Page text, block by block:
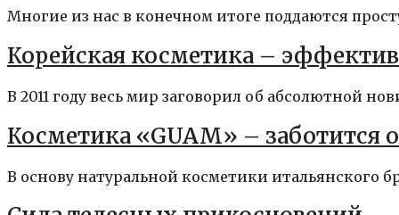
Многие из нас в конечном итоге поддаются
Корейская косметика –
В 2011 году весь мир заговорил об абсолютной
Косметика «GUAM» – заботится
В основу натуральной косметики итальянского